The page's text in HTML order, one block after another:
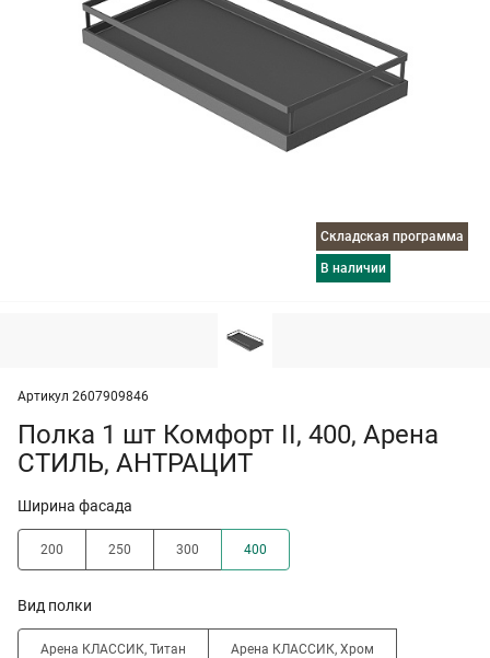
Складская программа
в наличии
Артикул 2607909846
Полка 1 шт Комфорт II, 400, Арена
СТИЛЬ, АНТРАЦИТ
Ширина фасада
200 250 300 400
Вид полки
Арена КЛАССИК, Титан Арена КЛАССИК, Хром